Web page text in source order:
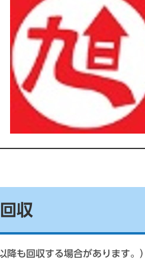
収
も回収する場合があります。）